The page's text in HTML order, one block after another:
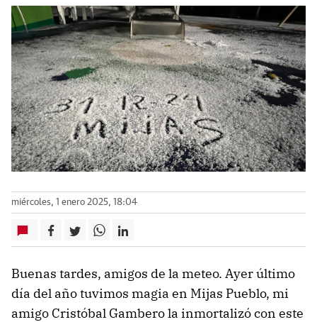
miércoles, 1 enero 2025, 18:04
Buenas tardes, amigos de la meteo. Ayer último
día del año tuvimos magia en Mijas Pueblo, mi
amigo Cristóbal Gambero la inmortalizó con este